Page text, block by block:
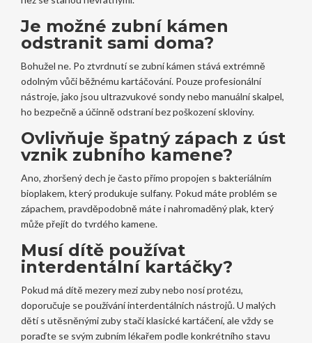
Je možné zubní kámen
odstranit sami doma?
Bohužel ne. Po ztvrdnutí se zubní kámen stává extrémně
odolným vůči běžnému kartáčování. Pouze profesionální
nástroje, jako jsou ultrazvukové sondy nebo manuální skalpel,
ho bezpečně a účinně odstraní bez poškození skloviny.
Ovlivňuje špatný zápach z úst
vznik zubního kamene?
Ano, zhoršený dech je často přímo propojen s bakteriálním
bioplakem, který produkuje sulfany. Pokud máte problém se
zápachem, pravděpodobně máte i nahromaděný plak, který
může přejít do tvrdého kamene.
Musí dítě používat
interdentální kartáčky?
Pokud má dítě mezery mezi zuby nebo nosí protézu,
doporučuje se používání interdentálních nástrojů. U malých
dětí s utěsněnými zuby stačí klasické kartáčení, ale vždy se
poraďte se svým zubním lékařem podle konkrétního stavu